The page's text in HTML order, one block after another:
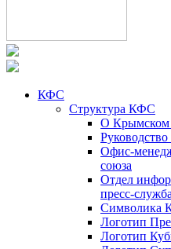
КФС
Структура КФС
О Крымском
Офис-
союза
Отдел
пресс-служба
Символика
Логотип
Логотип